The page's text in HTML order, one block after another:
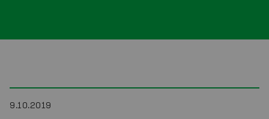
9.10.2019